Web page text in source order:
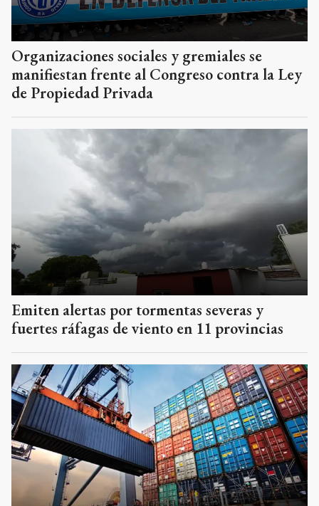
Organizaciones sociales y gremiales se
manifiestan frente al Congreso contra la Ley
de Propiedad Privada
Emiten alertas por tormentas severas y
fuertes ráfagas de viento en 11 provincias